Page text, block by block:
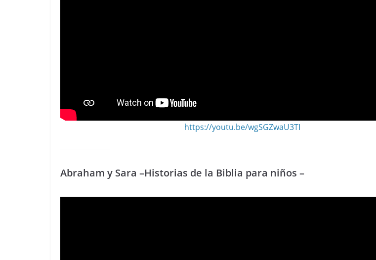
https://youtu.be/wgSGZwaU3TI
Abraham y Sara –Historias de la Biblia para niños –